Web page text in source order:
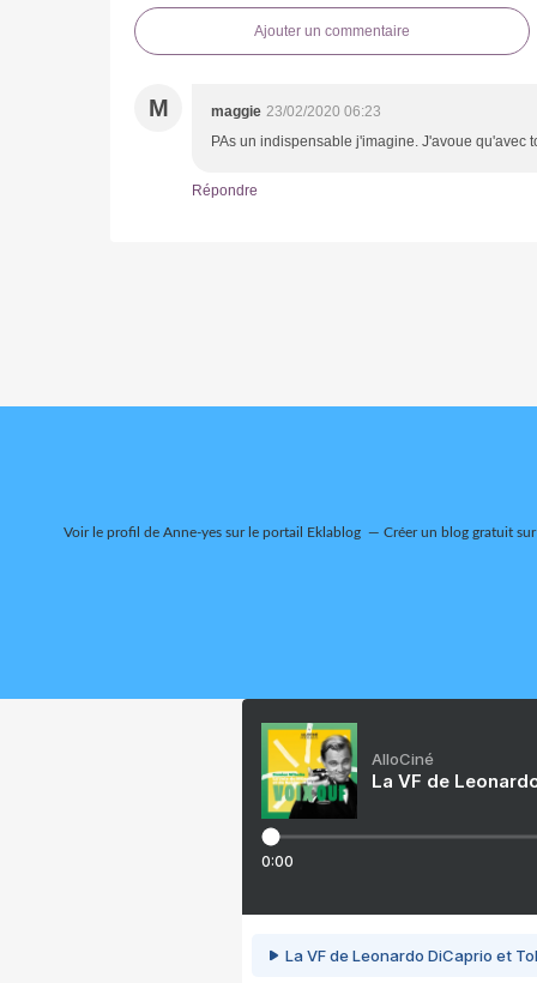
Ajouter un commentaire
M maggie 23/02/2020 06:23
PAs un indispensable j'imagine. J'avoue qu'avec
Répondre
Voir le profil de Anne-yes sur le portail Eklablog Créer un blog gratuit
AlloCiné
La VF de
0:00
La VF de Leonardo DiCaprio et